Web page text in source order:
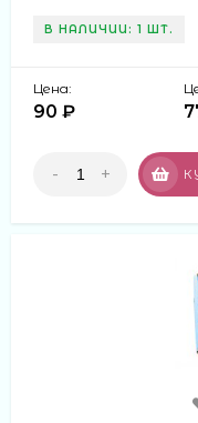
В НАЛИЧИИ: 1 ШТ.
Цена:
90 ₽
- +